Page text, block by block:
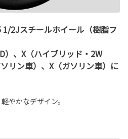
2Jスチールホイール（樹脂フ
）、X（ハイブリッド・2W
リン車）、X（ガソリン車）に
やかなデザイン。